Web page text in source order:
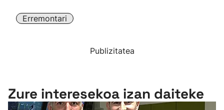
Erremontari
Publizitatea
Zure interesekoa izan daiteke